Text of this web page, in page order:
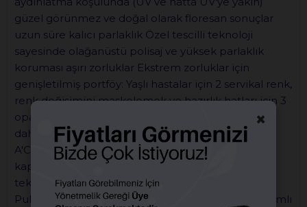
güzel görünmez ve doğal olarak floresan sonuçlar
uzun süre kalıcı parlaklık Özel tescilli teknoloji
sayesinde olağanüstü polisaj ve yüksek parlaklık
koruması aşırı zorluklar Ekstrem zorluklar için
genişletilmiş portföy: Yaşlı hastalar için 2 servikal renk,
renk değişimini maskelemek ve hazırlık hatları için 3
opak, gerçeğe yakın yarı saydamlık için 2 mine ve
daha parlak gülümsemeler için 2 beyazlatıcı ton
A'CHORD Devrimci teknoloji tescilli dolgu ve
kaplama Uzun ömürlü restorasyonlar için son
teknoloji kompozisyon: Yüksek performanslı
Pulverize CERASMART (HPC) dolgu ve Tam Kapsamlı
×